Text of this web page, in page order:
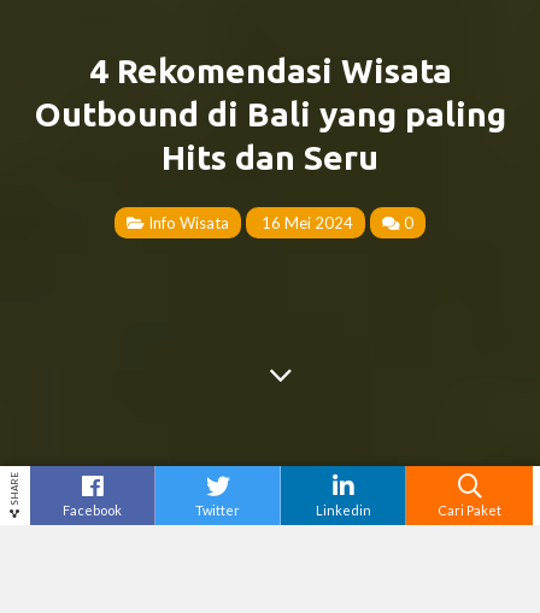
SHARE
Facebook Twitter Linkedin Cari Paket
4 Rekomendasi Wisata
Outbound di Bali yang paling
Hits dan Seru
Info Wisata 16 Mei 2024 0